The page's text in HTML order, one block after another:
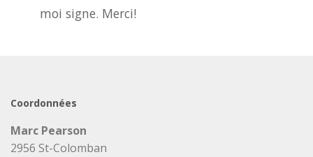
moi signe. Merci!
Coordonnées
Marc Pearson
2956 St-Colomban